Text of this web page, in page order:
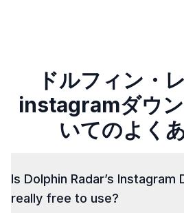
ドルフィン・
instagramダウ
いてのよく
Is Dolphin Radar’s Instagram
really free to use?